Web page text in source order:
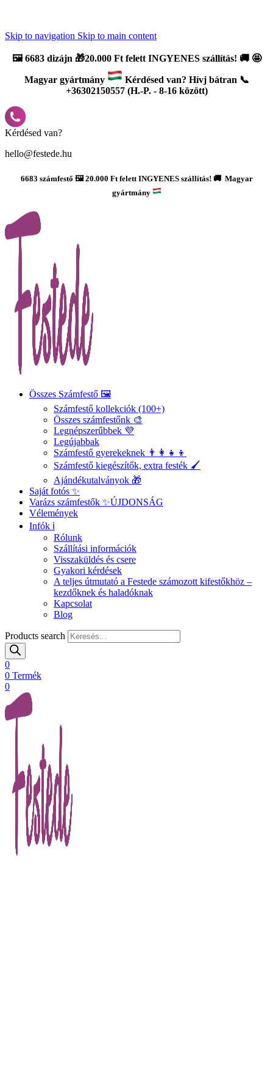
Skip to navigation Skip to main content
🖼️6683 dizájn 🎁20.000 Ft felett INGYENES szállítás! 🚚 🤩
Magyar gyártmány
Kérdésed van? Hívj bátran 📞
+36302150557 (H.-P. - 8-16 között)
Kérdésed van?
hello@festede.hu
6683 számfestő 🖼️ 20.000 Ft felett INGYENES szállítás! 🚚 Magyar
gyártmány
Összes Számfestő 🖼️
Számfestő kollekciók (100+)
Összes számfestőnk 🎨
Legnépszerűbbek 💜
Legújabbak
Számfestő gyerekeknek 👨‍👩‍👧‍👦
Számfestő kiegészítők, extra festék 🖌️
Ajándékutalványok 🎁
Saját fotós ✨
Varázs számfestők ✨ÚJDONSÁG
Vélemények
Infók ℹ️
Rólunk
Szállítási információk
Visszaküldés és csere
Gyakori kérdések
A teljes útmutató a Festede számozott kifestőkhöz –
kezdőknek és haladóknak
Kapcsolat
Blog
Products search
0
0 Termék
0